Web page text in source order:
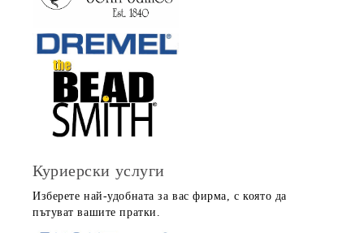
Куриерски услуги
Изберете най-удобната за вас фирма, с която да
пътуват вашите пратки.